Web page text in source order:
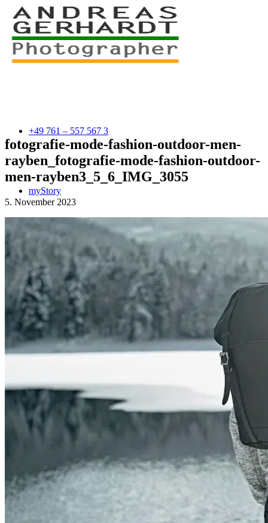
+49 761 – 557 567 3
myStory
People
Corporate
fotografie-mode-fashion-outdoor-men-
rayben_fotografie-mode-fashion-outdoor-
men-rayben3_5_6_IMG_3055
5. November 2023